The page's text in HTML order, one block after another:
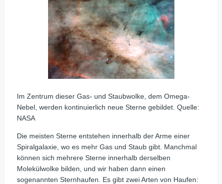
Im Zentrum dieser Gas- und Staubwolke, dem Omega-
Nebel, werden kontinuierlich neue Sterne gebildet. Quelle:
NASA
Die meisten Sterne entstehen innerhalb der Arme einer
Spiralgalaxie, wo es mehr Gas und Staub gibt. Manchmal
können sich mehrere Sterne innerhalb derselben
Molekülwolke bilden, und wir haben dann einen
sogenannten Sternhaufen. Es gibt zwei Arten von Haufen: